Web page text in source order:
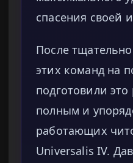
спасения своей
После
этих команд на
подготовили это
полным и
работающих
Universalis IV.